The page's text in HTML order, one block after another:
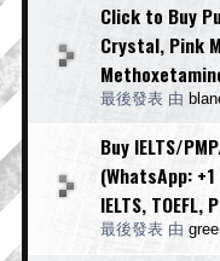
Click to Buy
Crystal, Pink
最後發表 由
Buy IELTS/
(WhatsApp: +1
IELTS, TOEFL,
最後發表 由